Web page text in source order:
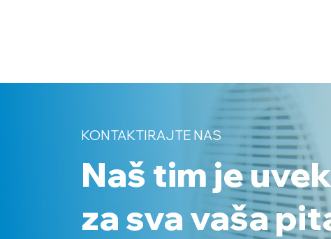
KONTAKTIRAJTE NAS
Naš tim je
za sva vaša